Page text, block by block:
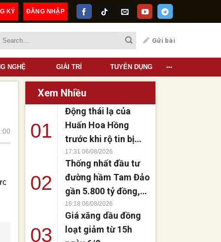
KÝ ĐĂNG NHẬP
Quảng Cáo Gửi bài
NGHỆ GIẢI TRÍ TUYỂN DỤNG
Xem Nhiều
01
Động thái lạ của
Huấn Hoa Hồng
trước khi rộ tin bị
bắt, thực hư thế
nào?
17:31 06/08/2026
02
Thống nhất đầu tư
đường hầm Tam Đảo
gần 5.800 tỷ đồng,
rút ngắn 40 km kết
nối vùng
16:18 06/08/2026
03
Giá xăng dầu đồng
loạt giảm từ 15h